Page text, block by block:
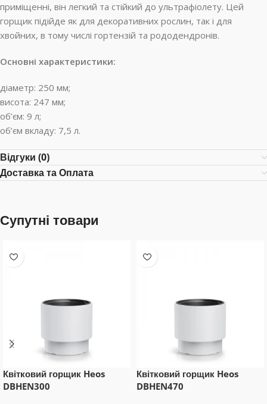
приміщенні, він легкий та стійкий до ультрафіолету. Цей
горщик підійде як для декоративних рослин, так і для
хвойних, в тому числі гортензій та рододендронів.
Основні характеристики:
діаметр: 250 мм;
висота: 247 мм;
об’єм: 9 л;
об’єм вкладу: 7,5 л.
Відгуки (0)
Доставка та Оплата
Супутні товари
Квітковий горщик Heos
DBHEN300
Квітковий горщик Heos
DBHEN470